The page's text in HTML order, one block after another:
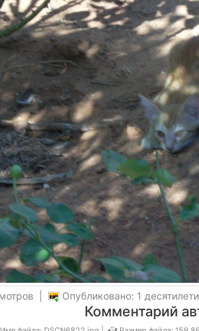
| Опубликовано: 1
Комментарий